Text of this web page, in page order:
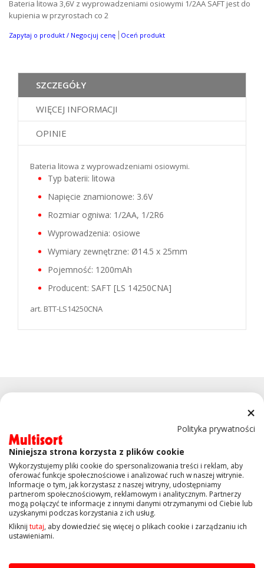
Bateria litowa 3,6V z wyprowadzeniami osiowymi 1/2AA SAFT jest do
kupienia w przyrostach co 2
Zapytaj o produkt / Negocjuj cenę Oceń produkt
SZCZEGÓŁY
WIĘCEJ INFORMACJI
OPINIE
Bateria litowa z wyprowadzeniami osiowymi.
Typ baterii: litowa
Napięcie znamionowe: 3.6V
Rozmiar ogniwa: 1/2AA, 1/2R6
Wyprowadzenia: osiowe
Wymiary zewnętrzne: Ø14.5 x 25mm
Pojemność: 1200mAh
Producent: SAFT [LS 14250CNA]
art. BTT-LS14250CNA
KONTAKT
OBSŁUGA KLIENTA
INFORMACJE
Polityka prywatności
Niniejsza strona korzysta z plików cookie
Wykorzystujemy pliki cookie do spersonalizowania treści i reklam, aby
oferować funkcje społecznościowe i analizować ruch w naszej witrynie.
Informacje o tym, jak korzystasz z naszej witryny, udostępniamy
partnerom społecznościowym, reklamowym i analitycznym. Partnerzy
mogą połączyć te informacje z innymi danymi otrzymanymi od Ciebie lub
uzyskanymi podczas korzystania z ich usług.
Kliknij tutaj, aby dowiedzieć się więcej o plikach cookie i zarządzaniu ich
ustawieniami.